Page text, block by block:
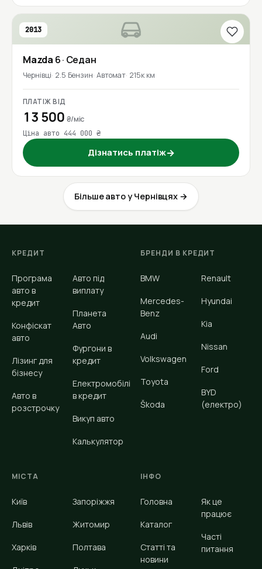
2013
Mazda 6· Седан
Чернівці 2.5 Бензин Автомат 215к км
ПЛАТІЖ ВІД
13 500 ₴/міс
Ціна авто 444 000 ₴
Дізнатись платіж→
Більше авто у Чернівцях →
КРЕДИТ
Програма
авто в
кредит
Конфіскат
авто
Лізинг для
бізнесу
Авто в
розстрочку
Авто під
виплату
Планета
Авто
Фургони в
кредит
Електромобілі
в кредит
Викуп авто
Калькулятор
БРЕНДИ В КРЕДИТ
BMW
Mercedes-
Benz
Audi
Volkswagen
Toyota
Škoda
Renault
Hyundai
Kia
Nissan
Ford
BYD
(електро)
МІСТА
Київ
Львів
Харків
Запоріжжя
Житомир
Полтава
ІНФО
Головна
Каталог
Статті та
новини
Як це
працює
Часті
питання